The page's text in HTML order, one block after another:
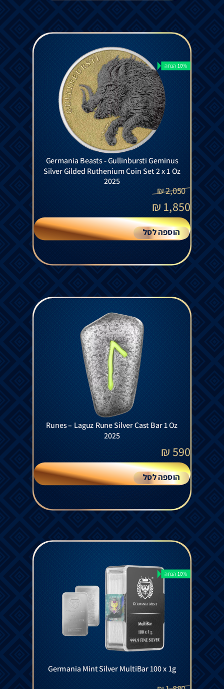
10% הנחה
Germania Beasts - Gullinbursti Geminus
Silver Gilded Ruthenium Coin Set 2 x 1 Oz
2025
2,050
₪
1,850
₪
הוספה לסל
Runes – Laguz Rune Silver Cast Bar 1 Oz
2025
590
₪
הוספה לסל
10% הנחה
Germania Mint Silver MultiBar 100 x 1g